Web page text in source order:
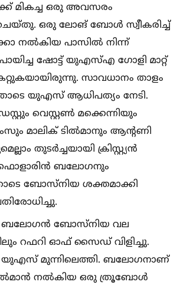
മികച്ച ഒരു അവസരം
ഒരു ലോങ് ബോള്‍ സ്വീകരിച്ച്‌
നല്‍കിയ പാസില്‍ നിന്ന്
ഷോട്ട് യുഎസ്‌എ ഗോളി മാറ്റ്
സാവധാനം താളം
യുഎസ് ആധിപത്യം നേടി.
വെസ്റ്റണ്‍ മക്കെന്നിയും
മാലിക് ടില്‍മാനും ആന്റണി
തുടര്‍ച്ചയായി ക്രിസ്റ്റ്യന്‍
ഫൊളാരിന്‍ ബലോഗനും
ബോസ്നിയ ശക്തമാക്കി
ബലോഗന്‍ ബോസ്നിയ വല
റഫറി ഓഫ് സൈഡ് വിളിച്ചു.
യുഎസ് മുന്നിലെത്തി. ബലോഗനാണ്
നല്‍കിയ ഒരു ത്രൂബോള്‍